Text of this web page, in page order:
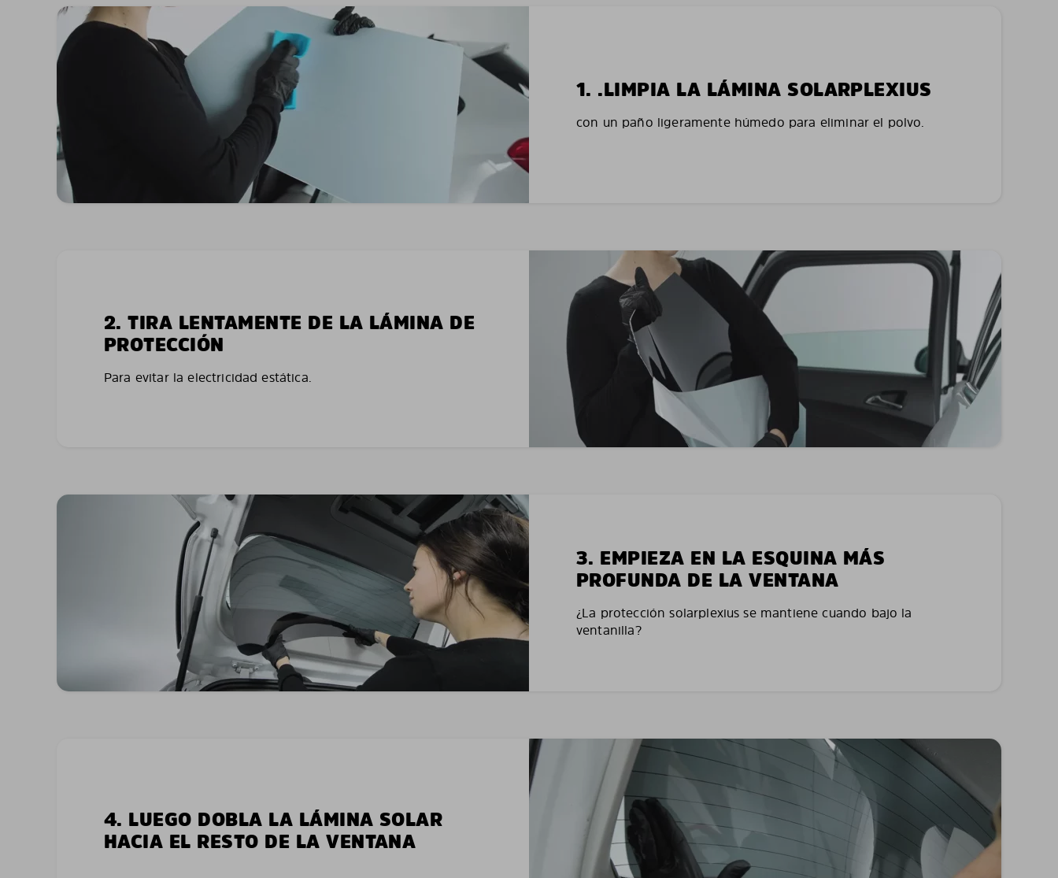
1. .LIMPIA LA LÁMINA SOLARPLEXIUS
con un paño ligeramente húmedo para eliminar el polvo.
2. TIRA LENTAMENTE DE LA LÁMINA DE
PROTECCIÓN
Para evitar la electricidad estática.
3. EMPIEZA EN LA ESQUINA MÁS
PROFUNDA DE LA VENTANA
¿La protección solarplexius se mantiene cuando bajo la
ventanilla?
4. LUEGO DOBLA LA LÁMINA SOLAR
HACIA EL RESTO DE LA VENTANA